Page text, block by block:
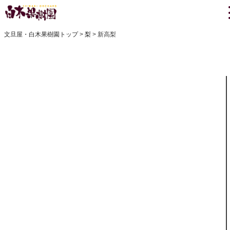
文旦屋・白木果樹園トップ 梨 新高梨